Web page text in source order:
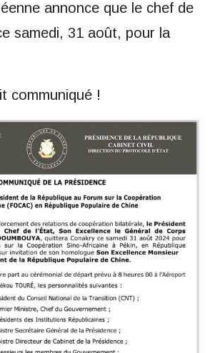
annonce que le chef de
samedi, 31 août, pour la
communiqué !